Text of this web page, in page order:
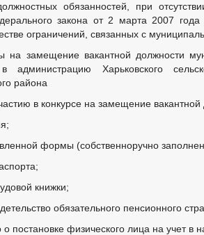
обязанностей, при
закона от 2 марта 2007
ограничений, связанных с
на замещение вакантной должности
в администрацию Харьковского
района
в конкурсе на замещение вакантной
формы (собственноручно
книжки;
обязательного пенсионного
о постановке физического лица на учет в